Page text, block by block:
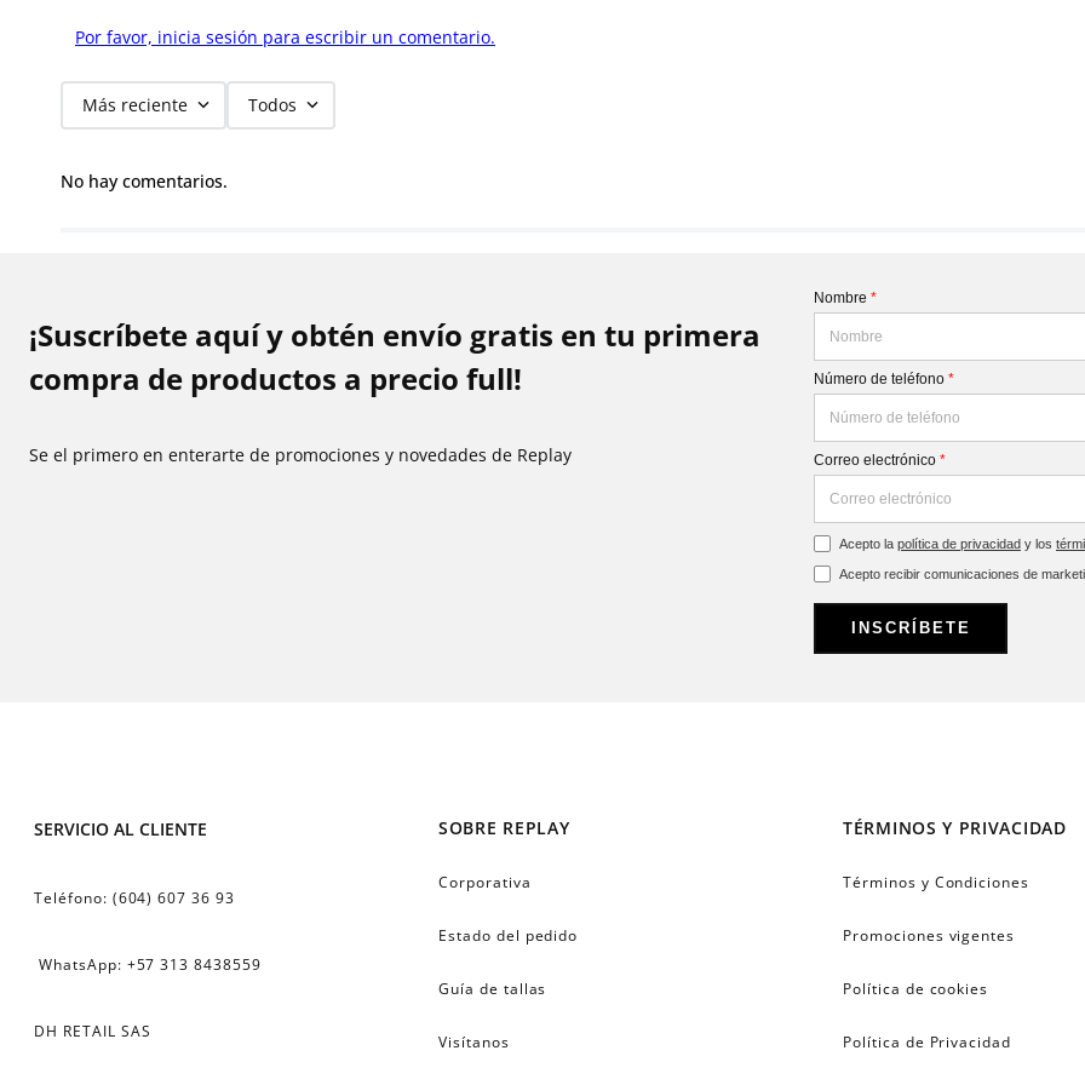
Por favor, inicia sesión para escribir un comentario.
Más reciente Todos
No hay comentarios.
¡Suscríbete aquí y obtén envío gratis en tu primera
compra de productos a precio full!
Se el primero en enterarte de promociones y novedades de Replay
Nombre *
Número de teléfono *
Correo electrónico *
Acepto la política de privacidad y los
Acepto recibir comunicaciones de
INSCRÍBETE
SERVICIO AL CLIENTE
Teléfono: (604) 607 36 93
WhatsApp: +57 313 8438559
DH RETAIL SAS
SOBRE REPLAY
Corporativa
Estado del pedido
Guía de tallas
Visítanos
TÉRMINOS Y PRIVACIDAD
Términos y Condiciones
Promociones vigentes
Política de cookies
Política de Privacidad